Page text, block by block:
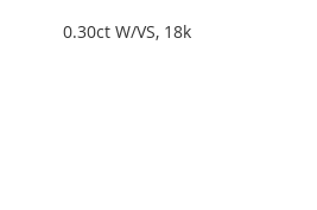
0.30ct W/VS, 18k